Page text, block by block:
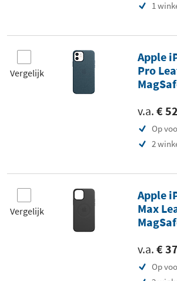
1
Vergelijk
Apple
Pro
v.a. €
Op
2
Vergelijk
Apple
Max
v.a. €
Op